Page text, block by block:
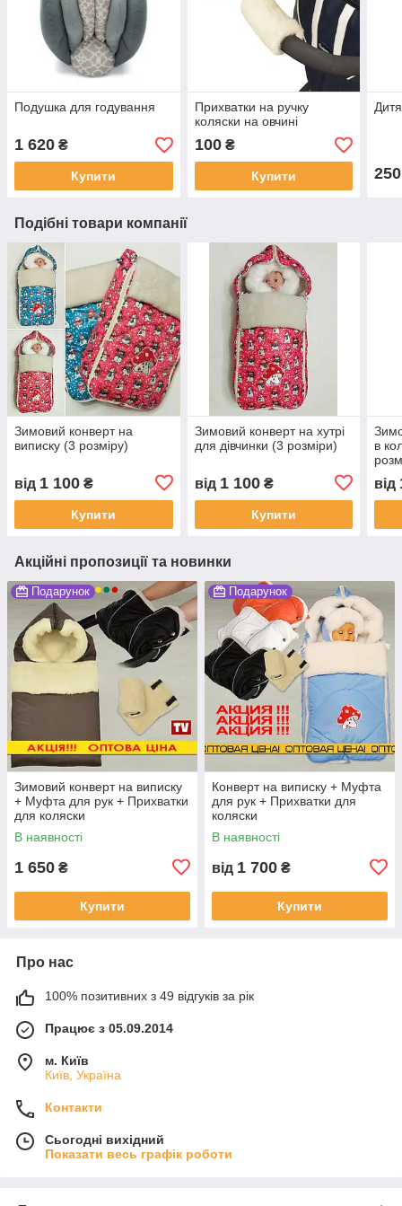
Подушка для годування
1 620 ₴
Купити
Прихватки на ручку
коляски на овчині
100₴
Купити 250
Подібні товари компанії
Зимовий конверт на
виписку (3 розміру)
від 1 100 ₴
Купити
Зимовий конверт на хутрі
для дівчинки (3 розміри)
від 1 100₴
Купити
в
від
Акційні пропозиції та новинки
Подарунок
Зимовий конверт на виписку
+ Муфта для рук + Прихватки
для коляски
В наявності
1 650 ₴
Купити
Подарунок
Конверт на виписку + Муфта
для рук + Прихватки для
коляски
В наявності
від 1 700 ₴
Купити
Про нас
100% позитивних з 49 відгуків за рік
Працює з 05.09.2014
м. Київ
Київ, Україна
Контакти
Сьогодні вихідний
Показати весь графік роботи